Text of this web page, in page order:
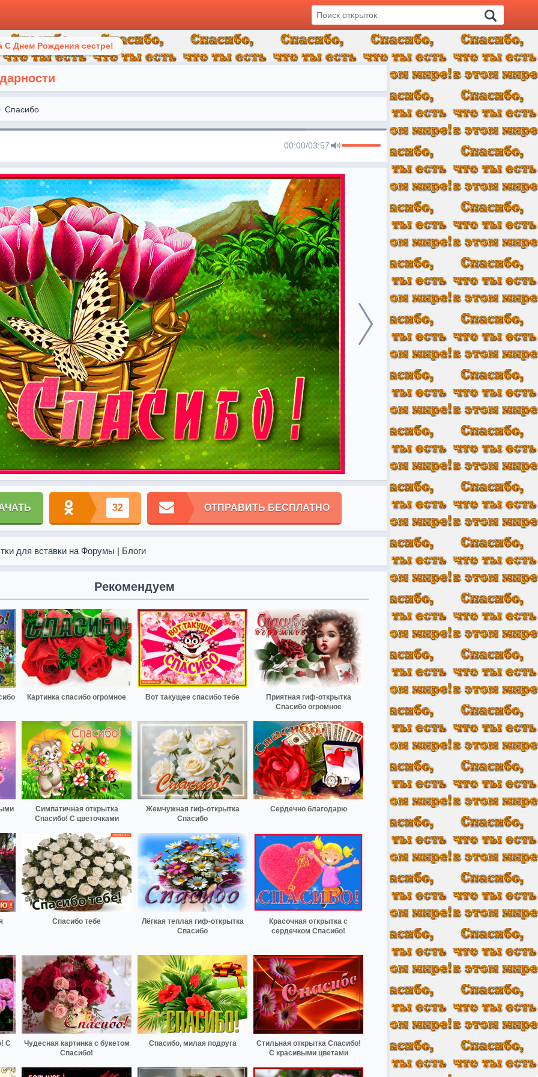
С Днем Рождения сестре!
Спасибо
00:00/03:57
32 ОТПРАВИТЬ БЕСПЛАТНО
для вставки на Форумы | Блоги
Рекомендуем
Картинка спасибо огромное Вот такущее спасибо тебе
Приятная гиф-открытка
Спасибо огромное
Симпатичная открытка
Спасибо! С цветочками
Жемчужная гиф-открытка
Спасибо
Сердечно благодарю
Спасибо тебе
Лёгкая теплая гиф-открытка
Спасибо
Красочная открытка с
сердечком Спасибо!
С
Чудесная картинка с букетом
Спасибо!
Спасибо, милая подруга
Стильная открытка Спасибо!
С красивыми цветами